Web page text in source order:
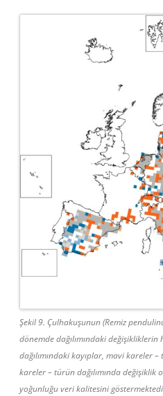
Şekil 9. Çulhakuşunun (Remiz
dönemde dağılımındaki
dağılımındaki kayıplar, mavi kareler
kareler – türün dağılımında
yoğunluğu veri kalitesini